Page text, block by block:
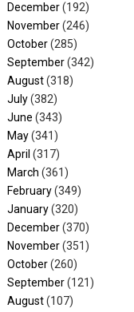
December(192)
November(246)
October(285)
September(342)
August(318)
July(382)
June (343)
May(341)
April (317)
March (361)
February(349)
January(320)
December(370)
November(351)
October(260)
September(121)
August(107)